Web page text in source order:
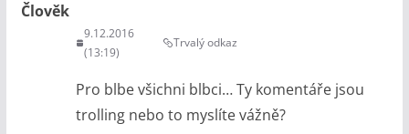
Člověk
9.12.2016
(13:19)
Trvalý odkaz
Pro blbe všichni blbci… Ty komentáře jsou
trolling nebo to myslíte vážně?